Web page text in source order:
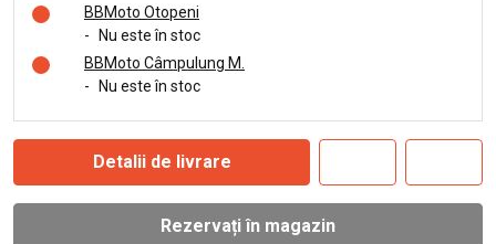
BBMoto Otopeni
-
Nu este în stoc
BBMoto Câmpulung M.
-
Nu este în stoc
Detalii de livrare
Rezervați în magazin